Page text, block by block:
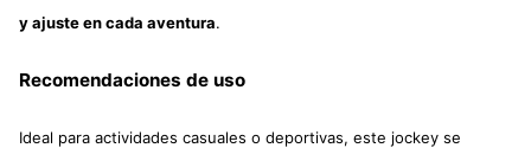
y ajuste en cada aventura.
Recomendaciones de uso
Ideal para actividades casuales o deportivas, este jockey se